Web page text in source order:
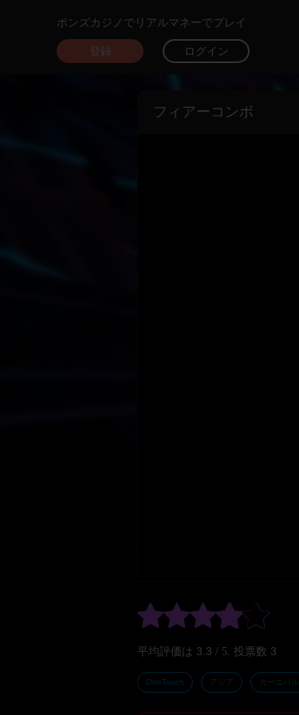
ボンズカジノでリアルマネーでプレイ
登録 ログイン
フィアーコンボ
平均評価は 3.3 / 5. 投票数 3
OneTouch アジア カーニバル